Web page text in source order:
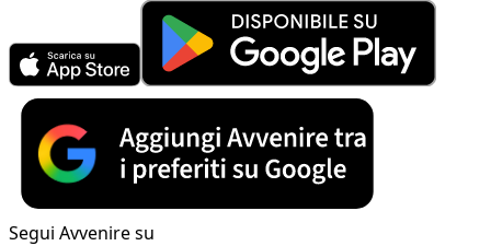
Segui Avvenire su